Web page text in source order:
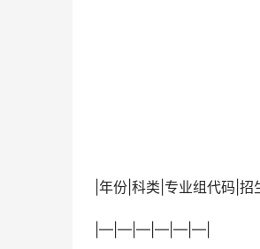
|年份|科类|专业组代码|招
|—|—|—|—|—|—|